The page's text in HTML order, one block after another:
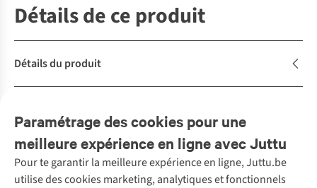
Détails de ce produit
Détails du produit
Paramétrage des cookies pour une
meilleure expérience en ligne avec Juttu
Pour te garantir la meilleure expérience en ligne, Juttu.be
utilise des cookies marketing, analytiques et fonctionnels
Service client